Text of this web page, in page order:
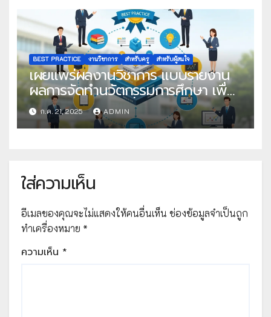
BEST PRACTICE งานวิชาการ สำหรับครู สำหรับผู้สนใจ
เผยแพร่ผลงานวิชาการ แบบรายงาน
ผลการจัดทำนวัตกรรมการศึกษา เพื่อ
คัดเลือกวิธีปฏิบัติที่เป็นเลิศ
ก.ค. 21, 2025 ADMIN
ใส่ความเห็น
อีเมลของคุณจะไม่แสดงให้คนอื่นเห็น ช่องข้อมูลจำเป็นถูก
ทำเครื่องหมาย *
ความเห็น *